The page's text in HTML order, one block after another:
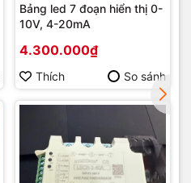
Bảng led 7 đoạn hiển thị 0-
10V, 4-20mA
4.300.000₫
Thích So sánh